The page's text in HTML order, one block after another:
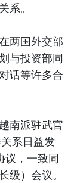
系。
两国外交部
与投资部同
话等许多合
南派驻武官
系日益发
议，一致同
级）会议。